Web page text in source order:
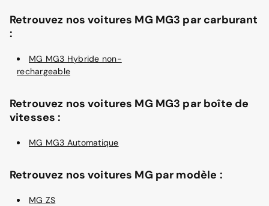
Retrouvez nos voitures MG MG3 par carburant
:
MG MG3 Hybride non-
rechargeable
Retrouvez nos voitures MG MG3 par boîte de
vitesses :
MG MG3 Automatique
Retrouvez nos voitures MG par modèle :
MG ZS